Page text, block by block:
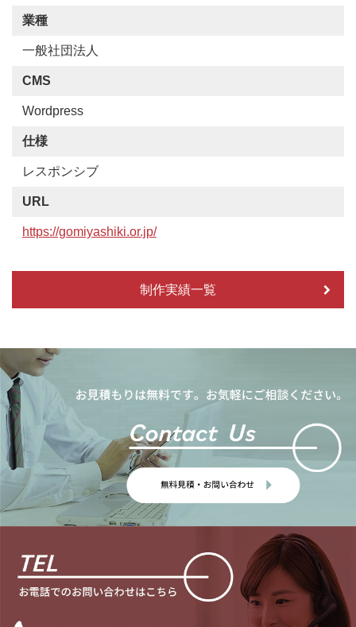
業種
一般社団法人
CMS
Wordpress
仕様
レスポンシブ
URL
https://gomiyashiki.or.jp/
制作実績一覧